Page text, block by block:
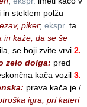
in steklem polžu
piker; ekspr. ta
in kaže, da se še
se boji zvite vrvi 2.
zelo dolga: pred
kača vozil 3.
prava kača je /
igra, pri kateri